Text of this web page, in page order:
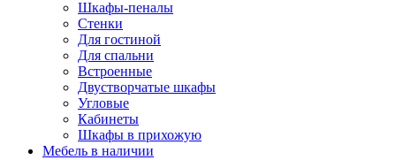
Шкафы-пеналы
Стенки
Для гостиной
Для спальни
Встроенные
Двустворчатые шкафы
Угловые
Кабинеты
Шкафы в прихожую
Мебель в наличии